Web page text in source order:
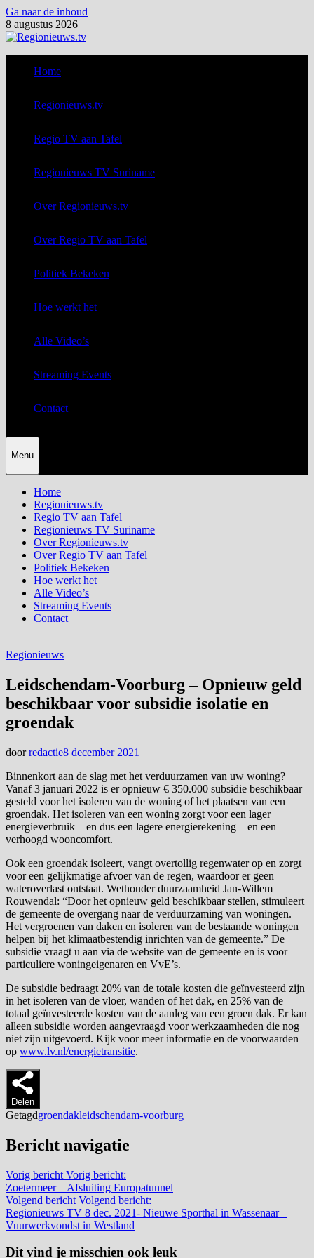
Ga naar de inhoud
8 augustus 2026
Home
Regionieuws.tv
Regio TV aan Tafel
Regionieuws TV Suriname
Over Regionieuws.tv
Over Regio TV aan Tafel
Politiek Bekeken
Hoe werkt het
Alle Video’s
Streaming Events
Contact
Menu
Home
Regionieuws.tv
Regio TV aan Tafel
Regionieuws TV Suriname
Over Regionieuws.tv
Over Regio TV aan Tafel
Politiek Bekeken
Hoe werkt het
Alle Video’s
Streaming Events
Contact
Regionieuws
Leidschendam-Voorburg – Opnieuw geld
beschikbaar voor subsidie isolatie en
groendak
doorredactie8 december 2021
Binnenkort aan de slag met het verduurzamen van uw woning?
Vanaf 3 januari 2022 is er opnieuw € 350.000 subsidie beschikbaar
gesteld voor het isoleren van de woning of het plaatsen van een
groendak. Het isoleren van een woning zorgt voor een lager
energieverbruik – en dus een lagere energierekening – en een
verhoogd wooncomfort.
Ook een groendak isoleert, vangt overtollig regenwater op en zorgt
voor een gelijkmatige afvoer van de regen, waardoor er geen
wateroverlast ontstaat. Wethouder duurzaamheid Jan-Willem
Rouwendal: “Door het opnieuw geld beschikbaar stellen, stimuleert
de gemeente de overgang naar de verduurzaming van woningen.
Het vergroenen van daken en isoleren van de bestaande woningen
helpen bij het klimaatbestendig inrichten van de gemeente.” De
subsidie vraagt u aan via de website van de gemeente en is voor
particuliere woningeigenaren en VvE’s.
De subsidie bedraagt 20% van de totale kosten die geïnvesteerd zijn
in het isoleren van de vloer, wanden of het dak, en 25% van de
totaal geïnvesteerde kosten van de aanleg van een groen dak. Er kan
alleen subsidie worden aangevraagd voor werkzaamheden die nog
niet zijn uitgevoerd. Kijk voor meer informatie en de voorwaarden
op www.lv.nl/energietransitie.
Delen
Getagdgroendakleidschendam-voorburg
Bericht navigatie
Vorig bericht Vorig bericht:
Zoetermeer – Afsluiting Europatunnel
Volgend bericht Volgend bericht:
Regionieuws TV 8 dec. 2021- Nieuwe Sporthal in Wassenaar –
Vuurwerkvondst in Westland
Dit vind je misschien ook leuk